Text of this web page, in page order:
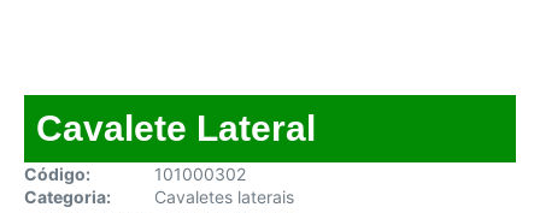
Cavalete Lateral
Código:
101000302
Categoria:
Cavaletes laterais